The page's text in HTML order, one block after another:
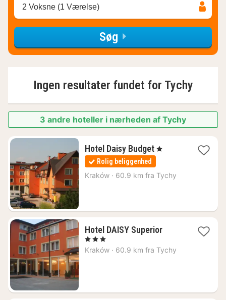
2 Voksne (1 Værelse)
Søg
Ingen resultater fundet for Tychy
3 andre hoteller i nærheden af Tychy
Hotel Daisy Budget1
nat
fra
281
, 1 Stjerner
Rolig beliggenhed
Kraków · 60.9 km fra Tychy
Hotel DAISY Superior1
fra
391
, 3 Stjerner
Kraków · 60.9 km fra Tychy